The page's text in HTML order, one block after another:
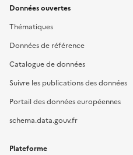
Données ouvertes
Thématiques
Données de référence
Catalogue de données
Suivre les publications des données
Portail des données européennes
schema.data.gouv.fr
Plateforme